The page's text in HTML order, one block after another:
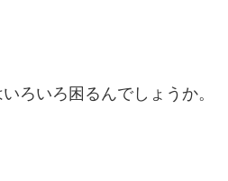
ろいろ困るんでしょうか。